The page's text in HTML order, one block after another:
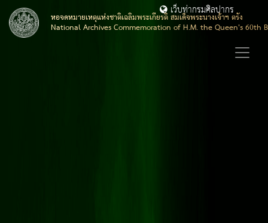
หอจดหมายเหตุแห่งชาติเฉลิมพระเกียรติ สมเด็จพระนางเจ้าฯ ตรัง
National Archives Commemoration of H.M. the Queen's 60th
เว็บท่ากรมศิลปากร